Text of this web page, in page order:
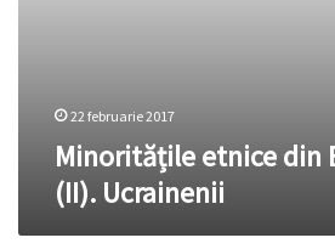
22 februarie 2017
Minoritățile etnice din
(II). Ucrainenii